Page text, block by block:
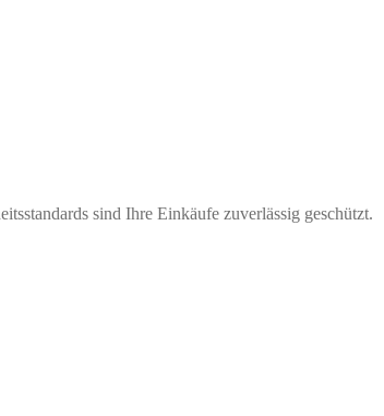
sind Ihre Einkäufe zuverlässig geschützt.